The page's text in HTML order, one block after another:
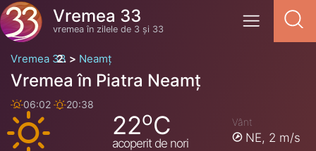
Vremea 33
vremea în zilele de 3 și 33
Vremea 33 Neamț
Vremea în Piatra Neamț
06:02 20:38
22oC
acoperit de nori
Vânt
NE, 2 m/s